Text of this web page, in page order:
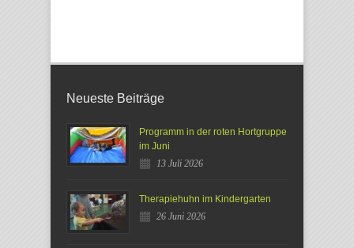
Neueste Beiträge
Programm in der roten Hortgruppe
im Juni
13 Juli 2026
Therapiehuhn im Kindergarten
26 Juni 2026